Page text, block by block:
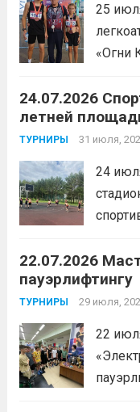
25
«Огни
24.07.2026
летней
ТУРНИРЫ 31 июля,
24
22.07.2026
пауэрлифтингу
ТУРНИРЫ 29 июля,
22